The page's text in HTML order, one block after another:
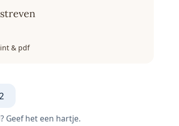
& pdf
Geef het een hartje.